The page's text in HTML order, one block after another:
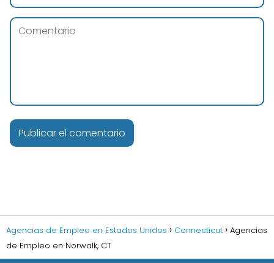
Agencias de Empleo en Estados Unidos Connecticut
Agencias
de Empleo en Norwalk, CT